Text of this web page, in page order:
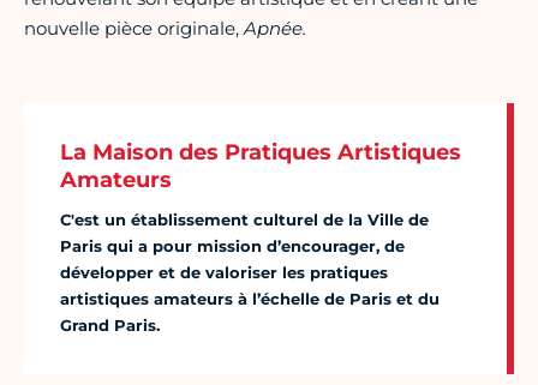
nouvelle pièce originale,Apnée.
La Maison des Pratiques Artistiques
Amateurs
C'est un établissement culturel de la Ville de
Paris qui a pour mission d’encourager, de
développer et de valoriser les pratiques
artistiques amateurs à l’échelle de Paris et du
Grand Paris.